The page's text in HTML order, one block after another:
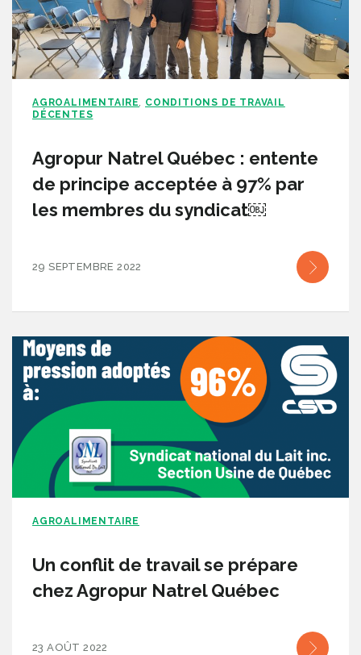
AGROALIMENTAIRE
CONDITIONS DE TRAVAIL
DÉCENTES
Agropur Natrel Québec : entente
de principe acceptée à 97% par
les membres du syndicat￼
29 SEPTEMBRE 2022
AGROALIMENTAIRE
Un conflit de travail se prépare
chez Agropur Natrel Québec
23 AOÛT 2022